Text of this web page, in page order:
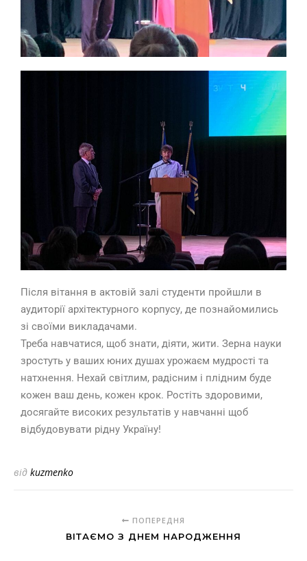
Після вітання в актовій залі студенти пройшли в
аудиторії архітектурного корпусу, де познайомились
зі своїми викладачами.
Треба навчатися, щоб знати, діяти, жити. Зерна науки
зростуть у ваших юних душах урожаєм мудрості та
натхнення. Нехай світлим, радісним і плідним буде
кожен ваш день, кожен крок. Ростіть здоровими,
досягайте високих результатів у навчанні щоб
відбудовувати рідну Україну!
від kuzmenko
ПОПЕРЕДНЯ
ВІТАЄМО З ДНЕМ НАРОДЖЕННЯ